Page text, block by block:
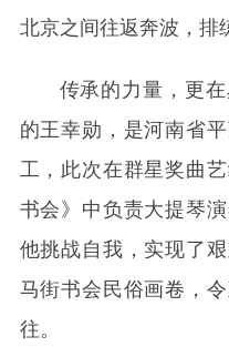
北京之间往返奔波，排
传承的力量，更
的王幸勋，是河南省
工，此次在群星奖曲
书会》中负责大提琴
他挑战自我，实现了
马街书会民俗画卷，
往。